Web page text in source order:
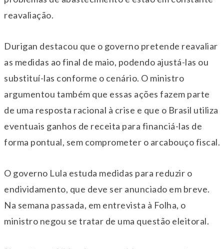
reavaliação.
Durigan destacou que o governo pretende reavaliar
as medidas ao final de maio, podendo ajustá-las ou
substituí-las conforme o cenário. O ministro
argumentou também que essas ações fazem parte
de uma resposta racional à crise e que o Brasil utiliza
eventuais ganhos de receita para financiá-las de
forma pontual, sem comprometer o arcabouço fiscal.
O governo Lula estuda medidas para reduzir o
endividamento, que deve ser anunciado em breve.
Na semana passada, em entrevista à Folha, o
ministro negou se tratar de uma questão eleitoral.